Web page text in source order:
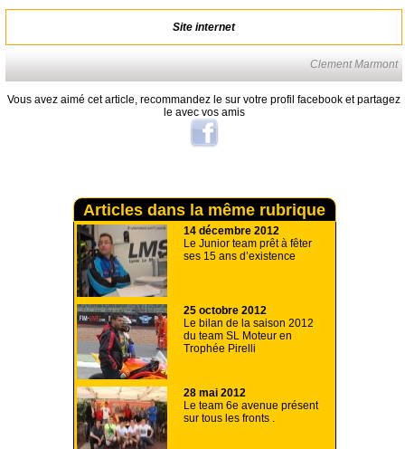
Site internet
Clement Marmont
Vous avez aimé cet article, recommandez le sur votre profil facebook et partagez
le avec vos amis
Articles dans la même rubrique
14 décembre 2012
Le Junior team prêt à fêter
ses 15 ans d’existence
25 octobre 2012
Le bilan de la saison 2012
du team SL Moteur en
Trophée Pirelli
28 mai 2012
Le team 6e avenue présent
sur tous les fronts .